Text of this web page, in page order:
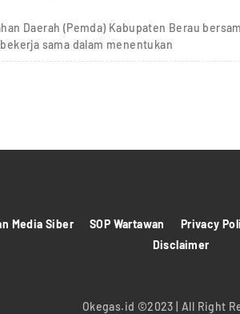
Daerah (Pemda) Kabupaten Berau
sama dalam menentukan
Media Siber SOP Wartawan Privacy
Disclaimer
Okegas.id ©2023 | All Right